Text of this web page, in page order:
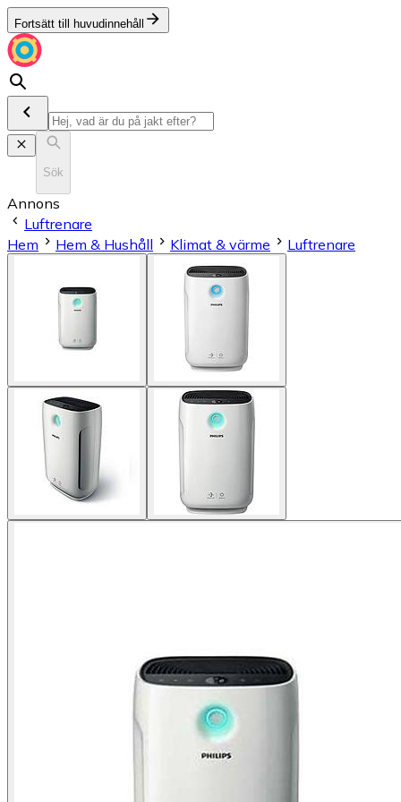
Fortsätt till huvudinnehåll
Sök
Annons
Luftrenare
Hem
Hem & Hushåll Klimat & värme Luftrenare